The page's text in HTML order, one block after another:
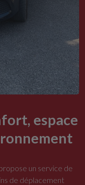
espace
un service de
de déplacement